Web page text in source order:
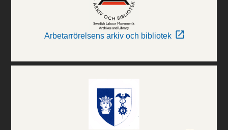
Arbetarrörelsens arkiv och bibliotek